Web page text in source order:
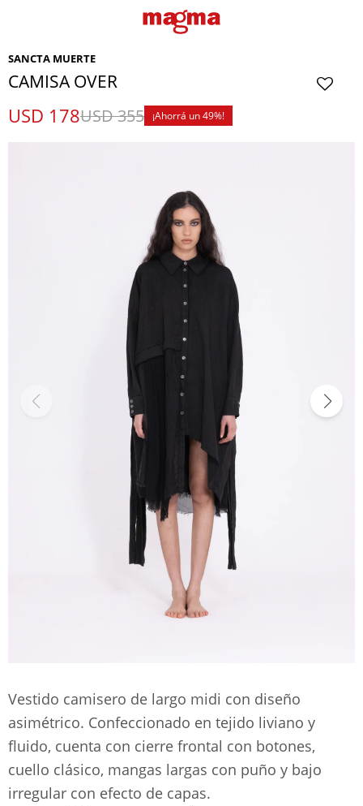
SANCTA MUERTE
CAMISA OVER
USD 178USD355 49
Vestido camisero de largo midi con diseño
asimétrico. Confeccionado en tejido liviano y
fluido, cuenta con cierre frontal con botones,
cuello clásico, mangas largas con puño y bajo
irregular con efecto de capas.